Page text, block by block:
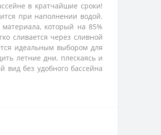
в кратчайшие сроки!
при наполнении водой.
который на 85%
сливается через сливной
идеальным выбором для
летние дни, плескаясь и
без удобного бассейна